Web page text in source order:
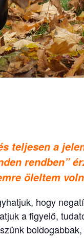
teljesen a
rendben”
öleltem
hogy
a figyelő,